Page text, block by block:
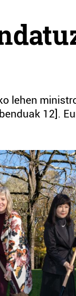
lehen
12].